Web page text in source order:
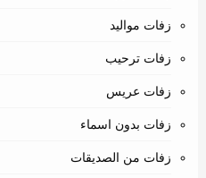
زفات مواليد
زفات ترحيب
زفات عريس
زفات بدون اسماء
زفات من الصديقات